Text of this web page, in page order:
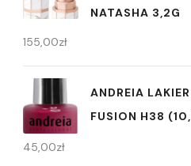
NATASHA 3,2G
155,00zł
ANDREIA
FUSION H38
45,00zł